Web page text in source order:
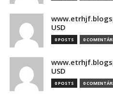
USD
0 POSTS 0
USD
0 POSTS 0